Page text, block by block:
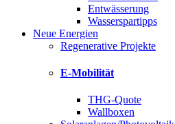
Entwässerung
Wasserspartipps
Neue Energien
Regenerative Projekte
E-Mobilität
THG-Quote
Wallboxen